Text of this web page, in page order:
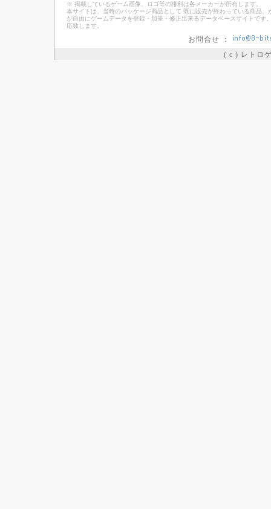
※ 掲載しているゲーム画像、ロゴ等の権利は各メーカーが所有します。
本サイトは、当時のパッケージ商品として 既に販売が終わっている商品
が自由にゲームデータを登録・加筆・修正出来るデータベースサイトで
応致します。
お問合せ ：
( c ) レトロ